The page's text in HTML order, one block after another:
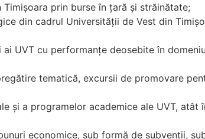
prin burse în ţară şi străinătate;
din cadrul Universităţii de Vest din
UVT cu performanţe deosebite în
tematică, excursii de promovare
şi a programelor academice ale UVT, atât
economice, sub formă de subvenţii,